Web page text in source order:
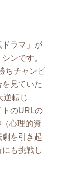
ドラマ」が
ンです。
ちチャンピ
見ていた
逆転じ
トのURLの
心理的資
を引き起
も挑戦し